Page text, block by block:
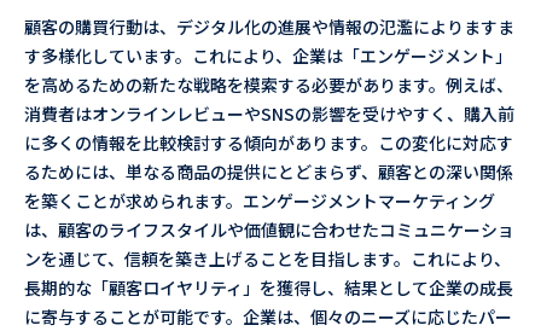
顧客の購買行動は、デジタル化の進展や情報の氾濫によりますま
す多様化しています。これにより、企業は「エンゲージメント」
を高めるための新たな戦略を模索する必要があります。例えば、
消費者はオンラインレビューやSNSの影響を受けやすく、購入前
に多くの情報を比較検討する傾向があります。この変化に対応す
るためには、単なる商品の提供にとどまらず、顧客との深い関係
を築くことが求められます。エンゲージメントマーケティング
は、顧客のライフスタイルや価値観に合わせたコミュニケーショ
ンを通じて、信頼を築き上げることを目指します。これにより、
長期的な「顧客ロイヤリティ」を獲得し、結果として企業の成長
に寄与することが可能です。企業は、個々のニーズに応じたパー